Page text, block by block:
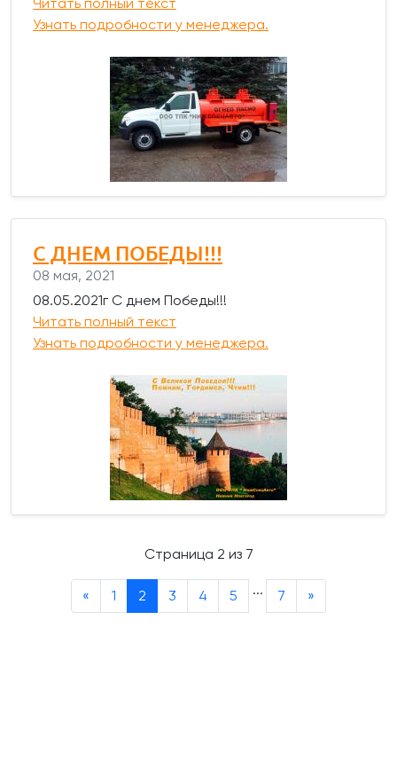
Узнать подробности у менеджера.
C ДНЕМ ПОБЕДЫ!!!
08 мая, 2021
08.05.2021г С днем Победы!!!
Читать полный текст
Узнать подробности у менеджера.
Страница 2 из 7
« 1 2 3 4 5 ... 7 »